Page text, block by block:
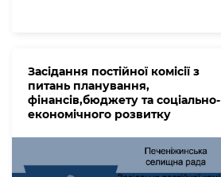
Засідання постійної комісії з
питань планування,
фінансів,бюджету та соціально-
економічного розвитку